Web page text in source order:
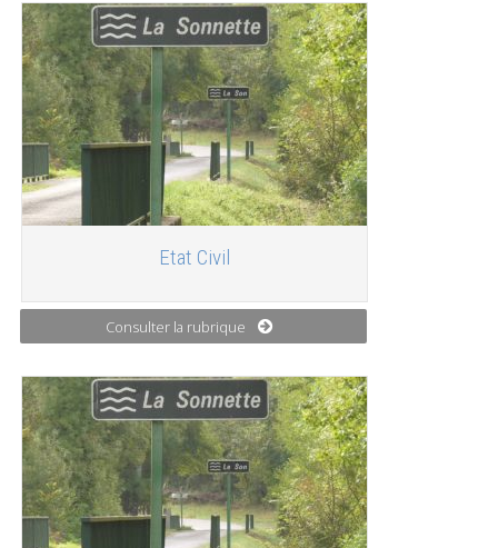
Etat Civil
Consulter la rubrique